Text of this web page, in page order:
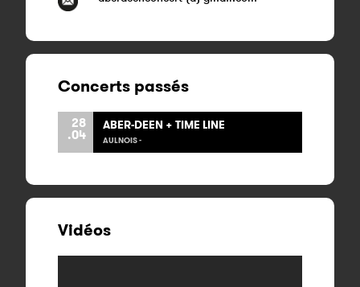
Concerts passés
28
.04
ABER-DEEN + TIME LINE
AULNOIS -
Vidéos